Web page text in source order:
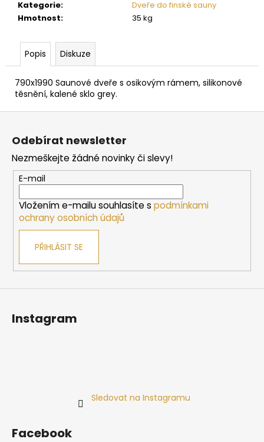
Kategorie:
Dveře do finské sauny
Hmotnost: 35 kg
Popis Diskuze
790x1990 Saunové dveře s osikovým rámem, silikonové
těsnění, kalené sklo grey.
u
m
e
DVEŘE
DO
SAUNY
"A"
6X19
BRONZE
MM
767
Z
Odebírat newsletter
Nezmeškejte žádné novinky či slevy!
E-mail
Vložením e-mailu souhlasíte s podmínkami
ochrany osobních údajů
PŘIHLÁSIT SE
Instagram
Sledovat na Instagramu
Facebook